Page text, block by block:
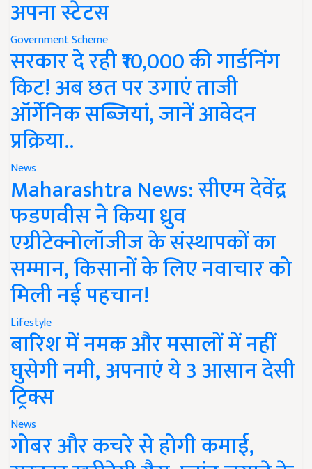
अपना स्टेटस
Government Scheme
सरकार दे रही ₹10,000 की गार्डनिंग
किट! अब छत पर उगाएं ताजी
ऑर्गेनिक सब्जियां, जानें आवेदन
प्रक्रिया..
News
Maharashtra News: सीएम देवेंद्र
फडणवीस ने किया ध्रुव
एग्रीटेक्नोलॉजीज के संस्थापकों का
सम्मान, किसानों के लिए नवाचार को
मिली नई पहचान!
Lifestyle
बारिश में नमक और मसालों में नहीं
घुसेगी नमी, अपनाएं ये 3 आसान देसी
ट्रिक्स
News
गोबर और कचरे से होगी कमाई,